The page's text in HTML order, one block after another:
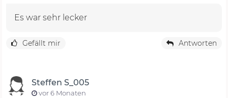
Es war sehr lecker
Gefällt mir Antworten
Steffen S_005
vor 6 Monaten